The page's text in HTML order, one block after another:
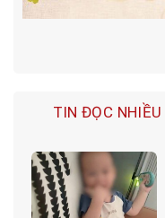
TIN ĐỌC NHIỀU